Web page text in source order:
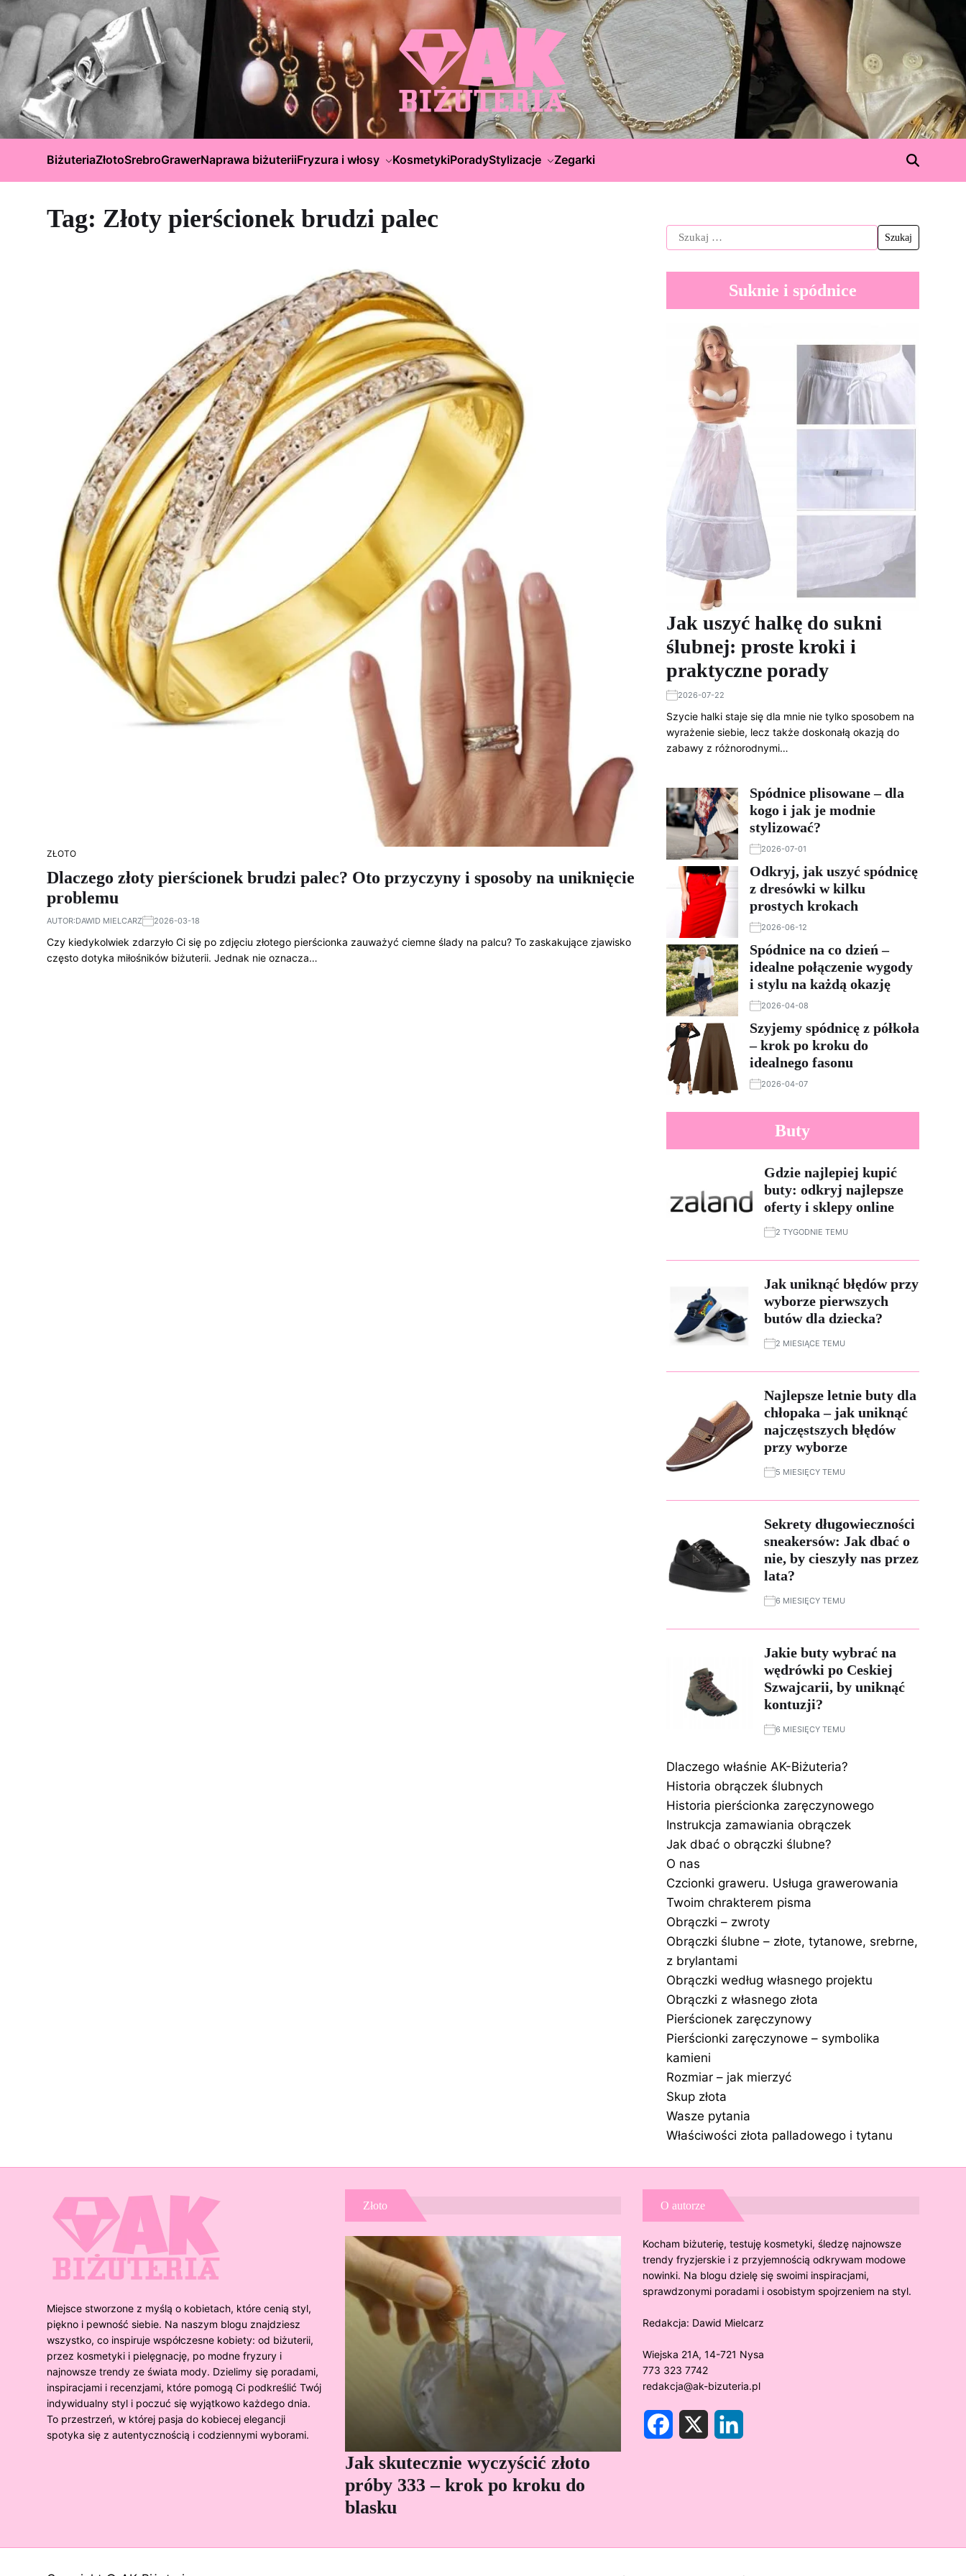
BiżuteriaZłotoSrebroGrawerNaprawa biżuteriiFryzura i włosy KosmetykiPoradyStylizacje Zegarki
Tag: Złoty pierścionek brudzi palec
ZŁOTO
Dlaczego złoty pierścionek brudzi palec? Oto przyczyny i sposoby na uniknięcie
problemu
AUTOR:DAWID MIELCARZ 2026-03-18
Czy kiedykolwiek zdarzyło Ci się po zdjęciu złotego pierścionka zauważyć ciemne ślady na palcu? To zaskakujące zjawisko
często dotyka miłośników biżuterii. Jednak nie oznacza…
Suknie i spódnice
Jak uszyć halkę do sukni
ślubnej: proste kroki i
praktyczne porady
2026-07-22
Szycie halki staje się dla mnie nie tylko sposobem na
wyrażenie siebie, lecz także doskonałą okazją do
zabawy z różnorodnymi…
Spódnice plisowane – dla
kogo i jak je modnie
stylizować?
2026-07-01
Odkryj, jak uszyć spódnicę
z dresówki w kilku
prostych krokach
2026-06-12
Spódnice na co dzień –
idealne połączenie wygody
i stylu na każdą okazję
2026-04-08
Szyjemy spódnicę z półkoła
– krok po kroku do
idealnego fasonu
2026-04-07
Buty
Gdzie najlepiej kupić
buty: odkryj najlepsze
oferty i sklepy online
2 TYGODNIE TEMU
Jak uniknąć błędów przy
wyborze pierwszych
butów dla dziecka?
2 MIESIĄCE TEMU
Najlepsze letnie buty dla
chłopaka – jak uniknąć
najczęstszych błędów
przy wyborze
5 MIESIĘCY TEMU
Sekrety długowieczności
sneakersów: Jak dbać o
nie, by cieszyły nas przez
lata?
6 MIESIĘCY TEMU
Jakie buty wybrać na
wędrówki po Ceskiej
Szwajcarii, by uniknąć
kontuzji?
6 MIESIĘCY TEMU
Dlaczego właśnie AK-Biżuteria?
Historia obrączek ślubnych
Historia pierścionka zaręczynowego
Instrukcja zamawiania obrączek
Jak dbać o obrączki ślubne?
O nas
Czcionki graweru. Usługa grawerowania
Twoim chrakterem pisma
Obrączki – zwroty
Obrączki ślubne – złote, tytanowe, srebrne,
z brylantami
Obrączki według własnego projektu
Obrączki z własnego złota
Pierścionek zaręczynowy
Pierścionki zaręczynowe – symbolika
kamieni
Rozmiar – jak mierzyć
Skup złota
Wasze pytania
Właściwości złota palladowego i tytanu
Miejsce stworzone z myślą o kobietach, które cenią styl,
piękno i pewność siebie. Na naszym blogu znajdziesz
wszystko, co inspiruje współczesne kobiety: od biżuterii,
przez kosmetyki i pielęgnację, po modne fryzury i
najnowsze trendy ze świata mody. Dzielimy się poradami,
inspiracjami i recenzjami, które pomogą Ci podkreślić Twój
indywidualny styl i poczuć się wyjątkowo każdego dnia.
To przestrzeń, w której pasja do kobiecej elegancji
spotyka się z autentycznością i codziennymi wyborami.
Złoto
Jak skutecznie wyczyścić złoto
próby 333 – krok po kroku do
blasku
O autorze
Kocham biżuterię, testuję kosmetyki, śledzę najnowsze
trendy fryzjerskie i z przyjemnością odkrywam modowe
nowinki. Na blogu dzielę się swoimi inspiracjami,
sprawdzonymi poradami i osobistym spojrzeniem na styl.
Redakcja: Dawid Mielcarz
Wiejska 21A, 14-721 Nysa
773 323 7742
redakcja@ak-bizuteria.pl
X